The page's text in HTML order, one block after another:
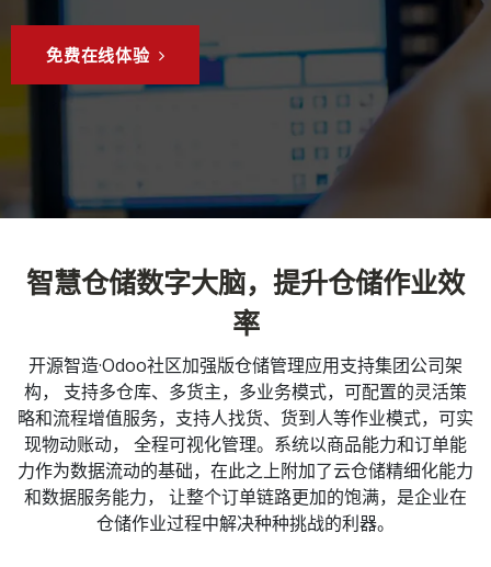
免费在线体验
智慧仓储数字大脑，提升仓储作业效
率
开源智造·Odoo社区加强版仓储管理应用支持集团公司架
构， 支持多仓库、多货主，多业务模式，可配置的灵活策
略和流程增值服务，支持人找货、货到人等作业模式，可实
现物动账动， 全程可视化管理。系统以商品能力和订单能
力作为数据流动的基础，在此之上附加了云仓储精细化能力
和数据服务能力， 让整个订单链路更加的饱满，是企业在
仓储作业过程中解决种种挑战的利器。